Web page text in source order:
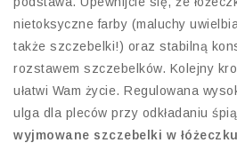
nietoksyczne farby (maluchy
także szczebelki!) oraz stabilną
rozstawem szczebelków. Kolejny
ułatwi Wam życie. Regulowana
ulga dla pleców przy odkładaniu
wyjmowane szczebelki w